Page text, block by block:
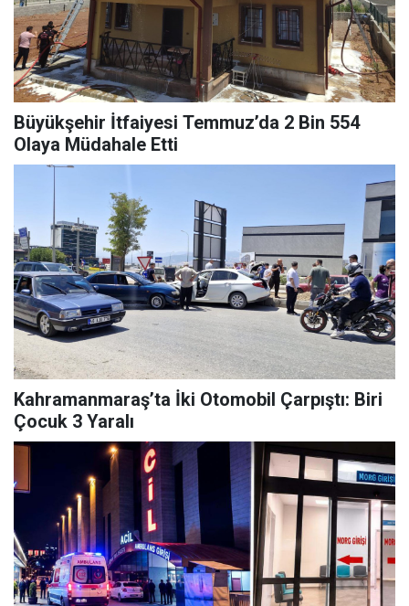
Büyükşehir İtfaiyesi Temmuz’da 2 Bin 554
Olaya Müdahale Etti
Kahramanmaraş’ta İki Otomobil Çarpıştı: Biri
Çocuk 3 Yaralı